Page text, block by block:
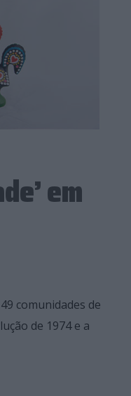
em
comunidades de
de 1974 e a